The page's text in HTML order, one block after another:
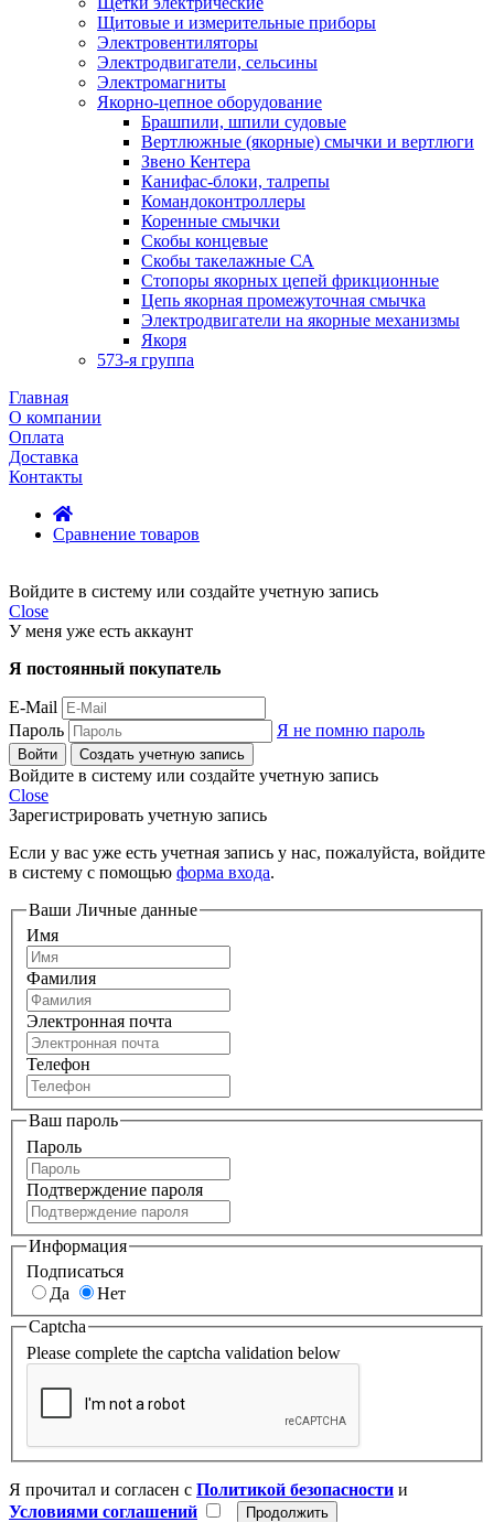
Щитовые и измерительные приборы
Электровентиляторы
Электродвигатели, сельсины
Электромагниты
Якорно-цепное оборудование
Брашпили, шпили судовые
Вертлюжные (якорные) смычки и вертлюги
Звено Кентера
Канифас-блоки, талрепы
Командоконтроллеры
Коренные смычки
Скобы концевые
Скобы такелажные СА
Стопоры якорных цепей фрикционные
Цепь якорная промежуточная смычка
Электродвигатели на якорные механизмы
Якоря
573-я группа
Главная
О компании
Оплата
Доставка
Контакты
Сравнение товаров
Войдите в систему или создайте учетную запись
Close
У меня уже есть аккаунт
Я постоянный покупатель
E-Mail
Пароль
Я не помню пароль
Войти Создать учетную запись
Войдите в систему или создайте учетную запись
Close
Зарегистрировать учетную запись
Если у вас уже есть учетная запись у нас, пожалуйста, войдите
в систему с помощью форма входа.
Ваши Личные данные
Имя
Фамилия
Электронная почта
Телефон
Ваш пароль
Пароль
Подтверждение пароля
Информация
Подписаться
Да
Нет
Captcha
Please complete the captcha validation below
Я прочитал и согласен с Политикой безопасности и
Условиями соглашений